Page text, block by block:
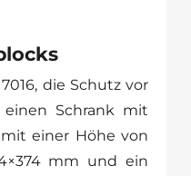
die Schutz vor
Schrank mit
einer Höhe von
mm und ein